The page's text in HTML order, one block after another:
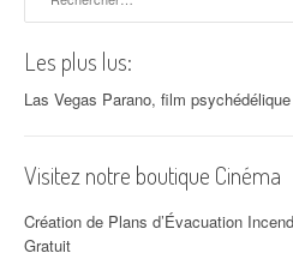
Les plus lus:
Las Vegas Parano, film psychédélique
Visitez notre boutique Cinéma
Création de Plans d’Évacuation
Gratuit